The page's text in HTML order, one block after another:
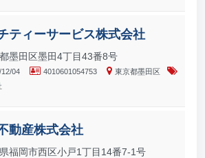
ティーサービス株式会社
墨田区墨田4丁目43番8号
04 4010601054753
東京都墨田区
動産株式会社
福岡市西区小戸1丁目14番7-1号